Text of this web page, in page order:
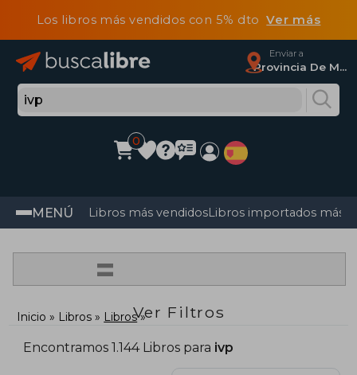
Los libros más vendidos con 5% dtoVer más
Enviar a
Provincia De Madrid
0
MENÚ Libros más vendidosLibros importados más
=
Ver Filtros
Inicio Libros Libros
Encontramos 1.144 Libros para ivp